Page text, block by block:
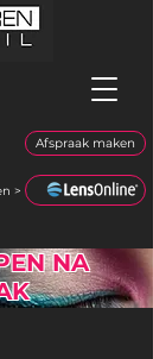
Afspraak maken
>
NA